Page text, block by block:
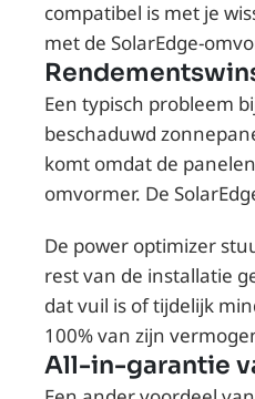
compatibel is met je
met de SolarEdge-
Een typisch probleem
beschaduwd
komt omdat de
omvormer. De
De power optimizer
rest van de installatie
dat vuil is of tijdelijk
100% van zijn
All-in-garantie